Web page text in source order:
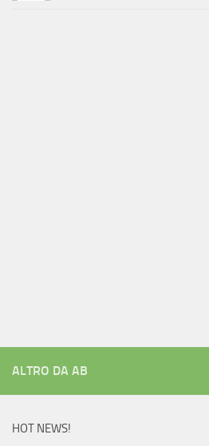
ALTRO DA AB
HOT NEWS!